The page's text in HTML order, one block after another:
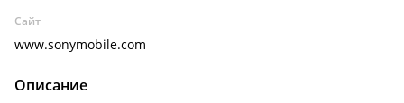
Сайт
www.sonymobile.com
Описание